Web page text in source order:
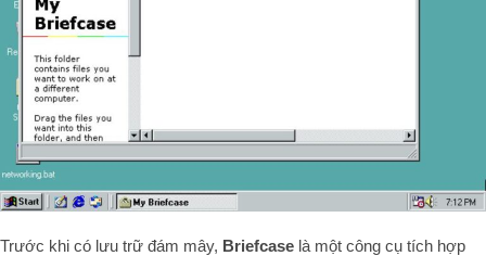
Trước khi có lưu trữ đám mây, Briefcase là một công cụ tích hợp